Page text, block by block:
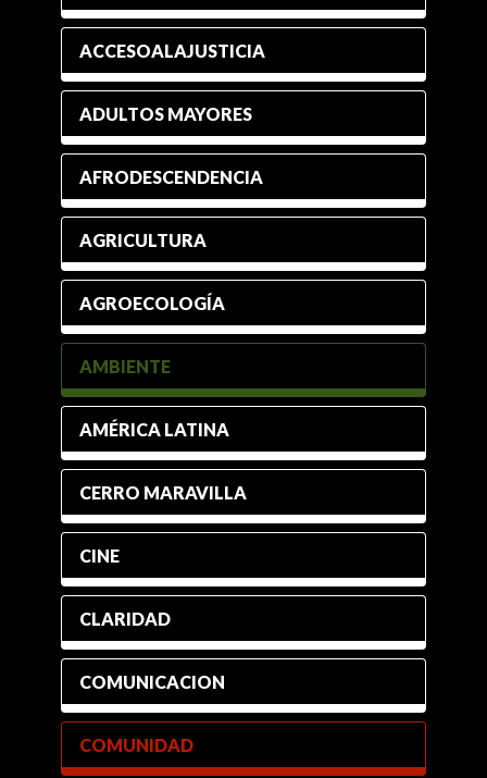
ACCESOALAJUSTICIA
ADULTOS MAYORES
AFRODESCENDENCIA
AGRICULTURA
AGROECOLOGÍA
AMBIENTE
AMÉRICA LATINA
CERRO MARAVILLA
CINE
CLARIDAD
COMUNICACION
COMUNIDAD